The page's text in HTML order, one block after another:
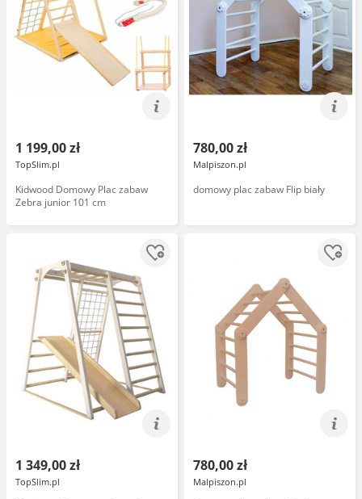
1 199,00 zł
TopSlim.pl
Kidwood Domowy Plac zabaw
Zebra junior 101 cm
780,00 zł
Malpiszon.pl
domowy plac zabaw Flip biały
1 349,00 zł
TopSlim.pl
780,00 zł
Malpiszon.pl